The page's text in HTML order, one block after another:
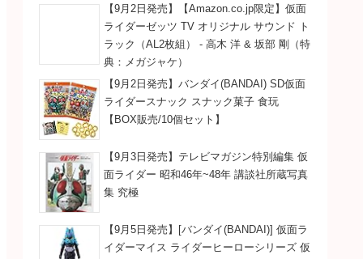
【9月2日発売】【Amazon.co.jp限定】仮面
ライダーゼッツ TV オリジナル サウンド ト
ラック（AL2枚組） - 高木 洋 & 坂部 剛（特
典：メガジャケ）
【9月2日発売】バンダイ(BANDAI) SD仮面
ライダースナック スナック菓子 食玩
【BOX販売/10個セット】
【9月3日発売】テレビマガジン特別編集 仮
面ライダー 昭和46年~48年 講談社所蔵写真
集 究極
【9月5日発売】[バンダイ(BANDAI)] 仮面ラ
イダーマイス ライダーヒーローシリーズ 仮